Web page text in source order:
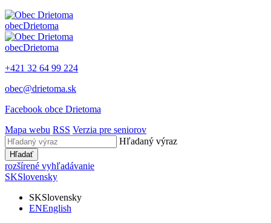
obecDrietoma
obecDrietoma
+421 32 64 99 224
obec@drietoma.sk
Facebook obce Drietoma
Mapa webu RSS Verzia pre seniorov
Hľadaný výraz
Hľadať
rozšírené vyhľadávanie
SKSlovensky
SKSlovensky
ENEnglish